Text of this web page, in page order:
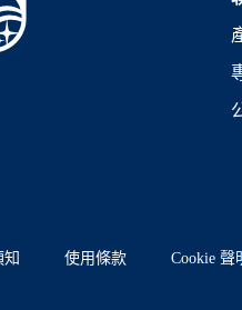
知 使用條款 Cookie 聲